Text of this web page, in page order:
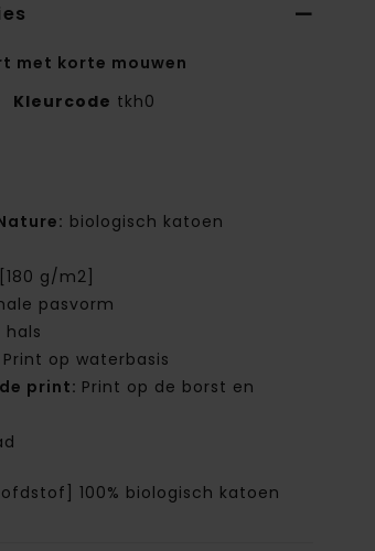
met korte mouwen
Kleurcode tkh0
biologisch katoen
[180 g/m2]
pasvorm
hals
Print op waterbasis
print: Print op de borst en
100% biologisch katoen